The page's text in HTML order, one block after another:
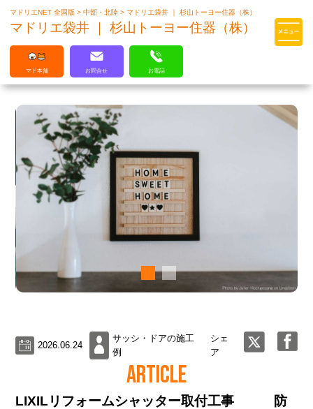
マドリエはLIXILの厳しい基準を
クリアした住まいのプロ集団です
マドリエNET 全国版>中部・北陸>マドリエ袋井 ｜ 杉山トーヨー住器（株）
マドリエ袋井 ｜ 杉山トーヨー住器（株）
マド本舗 お問合せ お電話
2026.06.24
サッシ・ドアの施工
例
シェ
ア
ARTICLE
LIXILリフォームシャッター取付工事 防